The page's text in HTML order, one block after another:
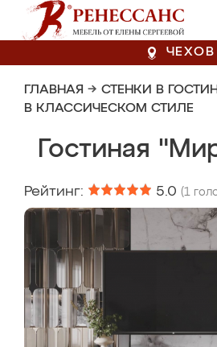
ЧЕХОВ
ГЛАВНАЯ → СТЕНКИ В
В КЛАССИЧЕСКОМ СТИЛЕ
Гостиная
Рейтинг: 5.0 (1